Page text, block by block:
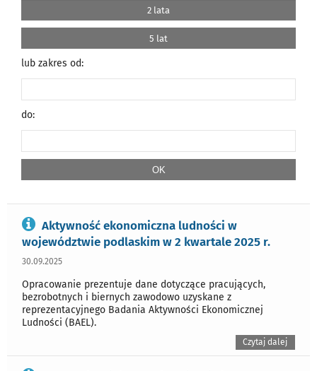
2 lata
5 lat
lub zakres od:
do:
Aktywność ekonomiczna ludności w
województwie podlaskim w 2 kwartale 2025 r.
30.09.2025
Opracowanie prezentuje dane dotyczące pracujących,
bezrobotnych i biernych zawodowo uzyskane z
reprezentacyjnego Badania Aktywności Ekonomicznej
Ludności (BAEL).
Czytaj dalej